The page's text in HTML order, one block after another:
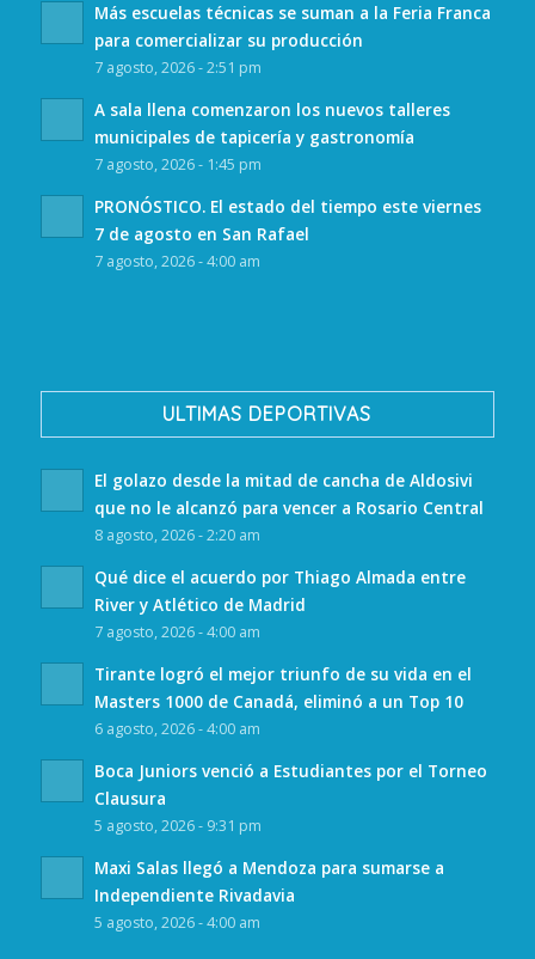
Más escuelas técnicas se suman a la Feria Franca
para comercializar su producción
7 agosto, 2026 - 2:51 pm
A sala llena comenzaron los nuevos talleres
municipales de tapicería y gastronomía
7 agosto, 2026 - 1:45 pm
PRONÓSTICO. El estado del tiempo este viernes
7 de agosto en San Rafael
7 agosto, 2026 - 4:00 am
ULTIMAS DEPORTIVAS
El golazo desde la mitad de cancha de Aldosivi
que no le alcanzó para vencer a Rosario Central
8 agosto, 2026 - 2:20 am
Qué dice el acuerdo por Thiago Almada entre
River y Atlético de Madrid
7 agosto, 2026 - 4:00 am
Tirante logró el mejor triunfo de su vida en el
Masters 1000 de Canadá, eliminó a un Top 10
6 agosto, 2026 - 4:00 am
Boca Juniors venció a Estudiantes por el Torneo
Clausura
5 agosto, 2026 - 9:31 pm
Maxi Salas llegó a Mendoza para sumarse a
Independiente Rivadavia
5 agosto, 2026 - 4:00 am